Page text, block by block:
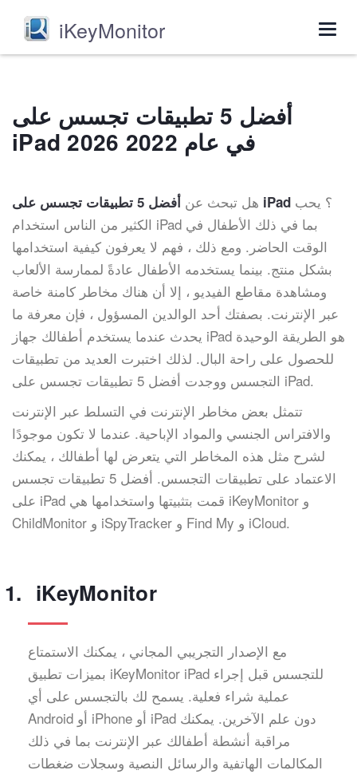
iKeyMonitor
أفضل 5 تطبيقات تجسس على
iPad في عام 2022 2026
هل تبحث عن أفضل 5 تطبيقات تجسس على iPad
الكثير من الناس استخدام iPad بما في ذلك الأطفال في
الوقت الحاضر. ومع ذلك ، فهم لا يعرفون كيفية استخدامها
بشكل منتج. بينما يستخدمه الأطفال عادةً لممارسة الألعاب
ومشاهدة مقاطع الفيديو ، إلا أن هناك مخاطر كامنة خاصة
عبر الإنترنت. بصفتك أحد الوالدين المسؤول ، فإن معرفة ما
يحدث عندما يستخدم أطفالك جهاز iPad هو الطريقة الوحيدة
للحصول على راحة البال. لذلك اختبرت العديد من تطبيقات
التجسس ووجدت أفضل 5 تطبيقات تجسس على iPad.
تتمثل بعض مخاطر الإنترنت في التسلط عبر الإنترنت
والافتراس الجنسي والمواد الإباحية. عندما لا تكون موجودًا
لشرح مثل هذه المخاطر التي يتعرض لها أطفالك ، يمكنك
الاعتماد على تطبيقات التجسس. أفضل 5 تطبيقات تجسس
على iPad قمت بتثبيتها واستخدامها هي iKeyMonitor و
ChildMonitor و iSpyTracker و Find My و iCloud.
iKeyMonitor
مع الإصدار التجريبي المجاني ، يمكنك الاستمتاع
بميزات تطبيق iKeyMonitor iPad للتجسس قبل إجراء
عملية شراء فعلية. يسمح لك بالتجسس على أي
Android أو iPhone أو iPad دون علم الآخرين. يمكنك
مراقبة أنشطة أطفالك عبر الإنترنت بما في ذلك
المكالمات الهاتفية والرسائل النصية وسجلات ضغطات